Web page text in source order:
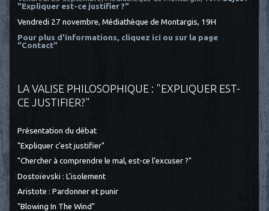
"Expliquer est-ce justifier ?"
Vendredi 27 novembre, Médiathèque de Montargis, 19H
Pour plus d'informations, cliquez ici ou sur la page
"Contact"
LA VALISE PHILOSOPHIQUE : "EXPLIQUER EST-
CE JUSTIFIER?"
Présentation du débat
"Expliquer c'est justifier"
"Chercher à comprendre le mal, est-ce l’excuser ?"
Dostoïevski : L'isolement
Aristote : Pardonner et punir
"Blowing In The Wind"